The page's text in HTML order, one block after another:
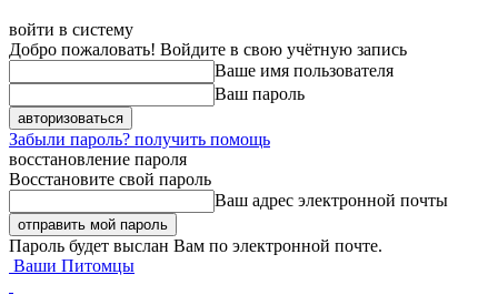
войти в систему
Добро пожаловать! Войдите в свою учётную запись
Ваше имя пользователя
Ваш пароль
Забыли пароль? получить помощь
восстановление пароля
Восстановите свой пароль
Ваш адрес электронной почты
Пароль будет выслан Вам по электронной почте.
Ваши Питомцы